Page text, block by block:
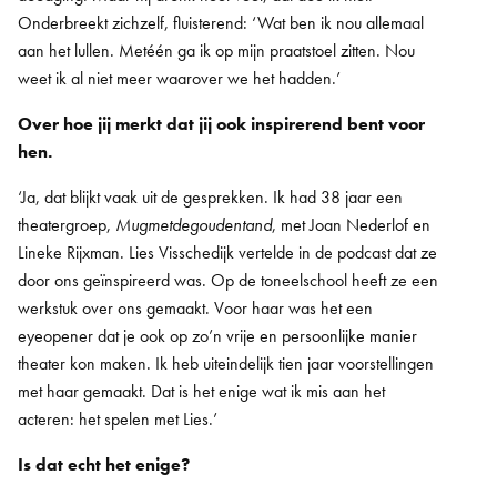
Onderbreekt zichzelf, fluisterend: ‘Wat ben ik nou allemaal
aan het lullen. Metéén ga ik op mijn praatstoel zitten. Nou
weet ik al niet meer waarover we het hadden.’
Over hoe jij merkt dat jij ook inspirerend bent voor
hen.
‘Ja, dat blijkt vaak uit de gesprekken. Ik had 38 jaar een
theatergroep, Mugmetdegoudentand, met Joan Nederlof en
Lineke Rijxman. Lies Visschedijk vertelde in de podcast dat ze
door ons geïnspireerd was. Op de toneelschool heeft ze een
werkstuk over ons gemaakt. Voor haar was het een
eyeopener dat je ook op zo’n vrije en persoonlijke manier
theater kon maken. Ik heb uiteindelijk tien jaar voorstellingen
met haar gemaakt. Dat is het enige wat ik mis aan het
acteren: het spelen met Lies.’
Is dat echt het enige?